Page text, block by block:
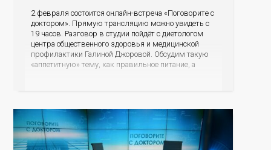
2 февраля состоится онлайн-встреча «Поговорите с
доктором». Прямую трансляцию можно увидеть с
19 часов. Разговор в студии пойдёт с диетологом
центра общественного здоровья и медицинской
профилактики Галиной Джоровой. Обсудим такую
«аппетитную» тему, как правильное питание, а